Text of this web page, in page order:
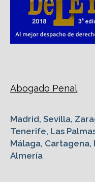
Abogado Penal
Madrid, Sevilla,
Tenerife, Las
Málaga,
Almería